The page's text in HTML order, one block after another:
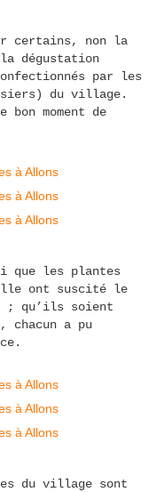
certains, non la
dégustation
par les
du village.
moment de
que les plantes
ont suscité le
; qu’ils soient
chacun a pu
du village sont